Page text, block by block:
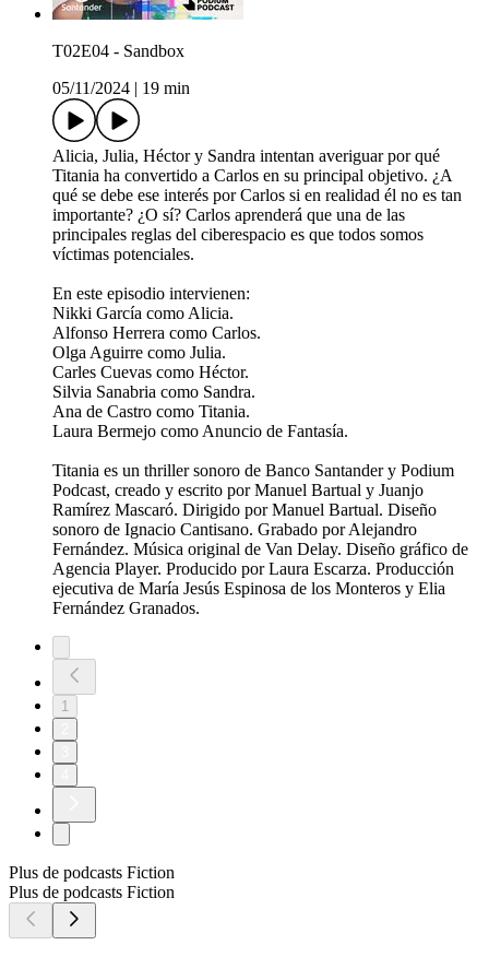
T02E04 - Sandbox
05/11/2024
19 min
Alicia, Julia, Héctor y Sandra intentan averiguar por qué
Titania ha convertido a Carlos en su principal objetivo. ¿A
qué se debe ese interés por Carlos si en realidad él no es tan
importante? ¿O sí? Carlos aprenderá que una de las
principales reglas del ciberespacio es que todos somos
víctimas potenciales.
En este episodio intervienen:
Nikki García como Alicia.
Alfonso Herrera como Carlos.
Olga Aguirre como Julia.
Carles Cuevas como Héctor.
Silvia Sanabria como Sandra.
Ana de Castro como Titania.
Laura Bermejo como Anuncio de Fantasía.
Titania es un thriller sonoro de Banco Santander y Podium
Podcast, creado y escrito por Manuel Bartual y Juanjo
Ramírez Mascaró. Dirigido por Manuel Bartual. Diseño
sonoro de Ignacio Cantisano. Grabado por Alejandro
Fernández. Música original de Van Delay. Diseño gráfico de
Agencia Player. Producido por Laura Escarza. Producción
ejecutiva de María Jesús Espinosa de los Monteros y Elia
Fernández Granados.
1
Plus de podcasts Fiction
Plus de podcasts Fiction